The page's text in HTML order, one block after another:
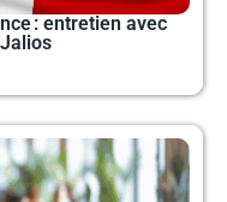
: entretien avec